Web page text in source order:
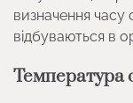
визначення часу
відбуваються в
Температура